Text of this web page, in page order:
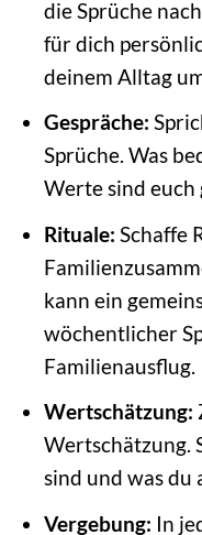
die Sprüche
für dich
deinem Alltag
Gespräche:
Sprüche. Was
Werte sind euch
Rituale: Schaffe
kann ein
wöchentlicher
Familienausflug.
Wertschätzung:
Wertschätzung.
sind und was du
Vergebung: In